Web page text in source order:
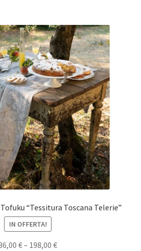
“Tessitura Toscana Telerie”
IN OFFERTA!
€– 198,00 €